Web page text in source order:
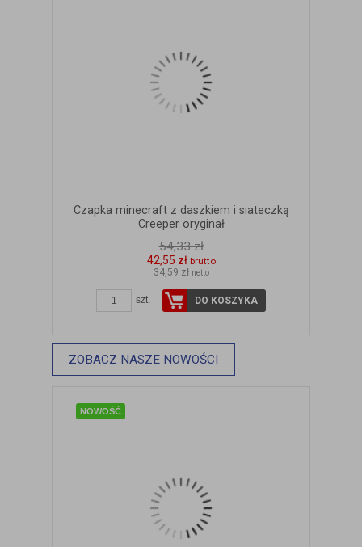
Czapka minecraft z daszkiem i siateczką
Creeper oryginał
54,33 zł
42,55 zł brutto
34,59 zł netto
szt. DO KOSZYKA
ZOBACZ NASZE NOWOŚCI
ZOBACZ SZCZEGÓŁY
NOWOŚĆ